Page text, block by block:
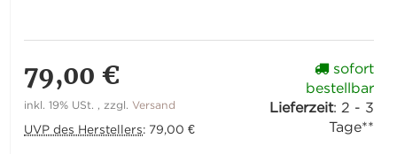
79,00 €
inkl. 19% USt. , zzgl.Versand
UVP des Herstellers: 79,00 €
sofort
bestellbar
Lieferzeit: 2 - 3
Tage**